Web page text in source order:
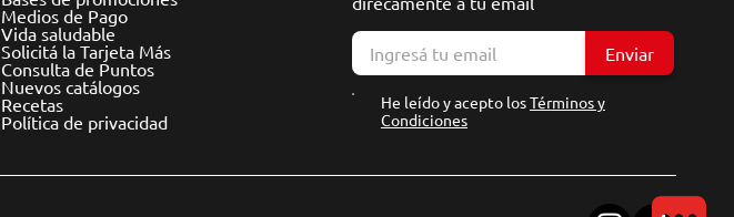
Medios de Pago
Vida saludable
Solicitá la Tarjeta Más
Consulta de Puntos
Nuevos catálogos
Recetas
Política de privacidad
Enviar
He leído y acepto losTérminos y
Condiciones